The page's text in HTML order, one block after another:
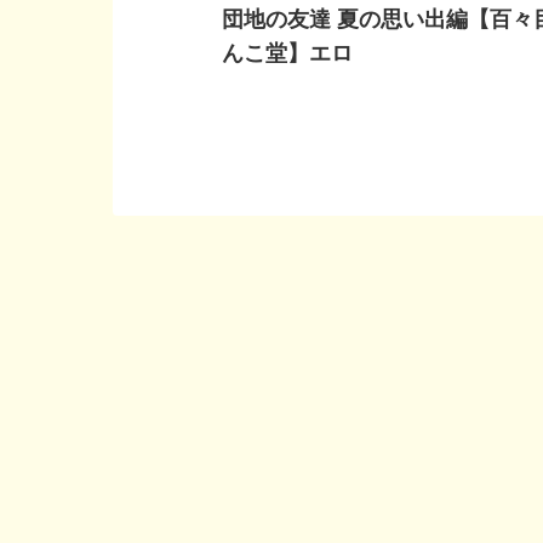
団地の友達 夏の思い出編【百々
んこ堂】エロ